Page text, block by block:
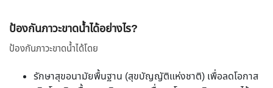
ป้องกันภาวะขาดน้ำได้อย่างไร?
ป้องกันภาวะขาดน้ำได้โดย
รักษาสุขอนามัยพื้นฐาน (สุขบัญญัติแห่งชาติ) เพื่อลดโอกาส